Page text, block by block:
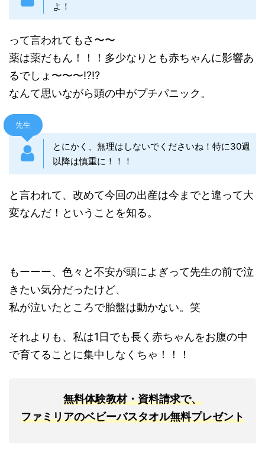
よ！
って言われてもさ〜〜
薬は薬だもん！！！多少なりとも赤ちゃんに影響あ
るでしょ〜〜〜!?!?
なんて思いながら頭の中がプチパニック。
先生
とにかく、無理はしないでくださいね！特に30週
以降は慎重に！！！
と言われて、改めて今回の出産は今までと違って大
変なんだ！ということを知る。
もーーー、色々と不安が頭によぎって先生の前で泣
きたい気分だったけど、
私が泣いたところで胎盤は動かない。笑
それよりも、私は1日でも長く赤ちゃんをお腹の中
で育てることに集中しなくちゃ！！！
無料体験教材・資料請求で、
ファミリアのベビーバスタオル無料プレゼント